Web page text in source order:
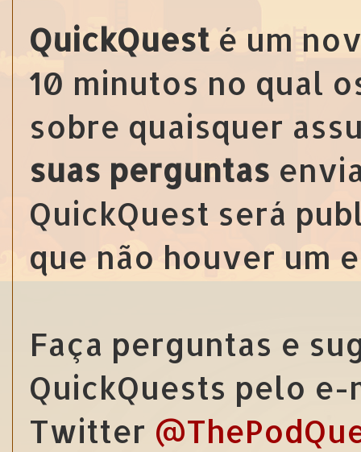
QuickQuest é um
10 minutos no qual
sobre quaisquer
suas perguntas
QuickQuest será
que não houver um
Faça perguntas e
QuickQuests pelo
Twitter